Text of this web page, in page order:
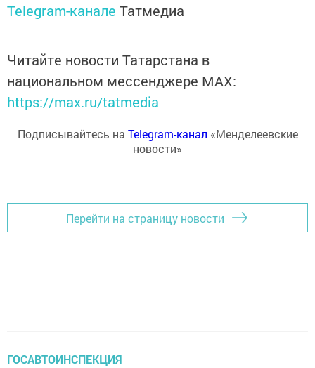
Telegram-канале Татмедиа
Читайте новости Татарстана в
национальном мессенджере MАХ:
https://max.ru/tatmedia
Подписывайтесь на Telegram-канал «Менделеевские
новости»
Перейти на страницу новости
ГОСАВТОИНСПЕКЦИЯ